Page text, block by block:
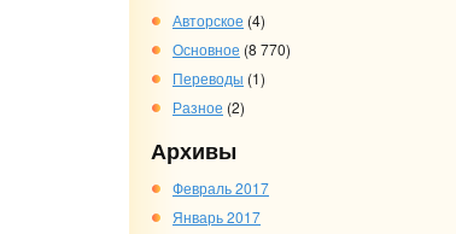
Авторское (4)
Основное (8 770)
Переводы (1)
Разное (2)
Архивы
Февраль 2017
Январь 2017